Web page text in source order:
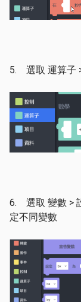
5. 選取 運算子
6. 選取 變數 >
定不同變數